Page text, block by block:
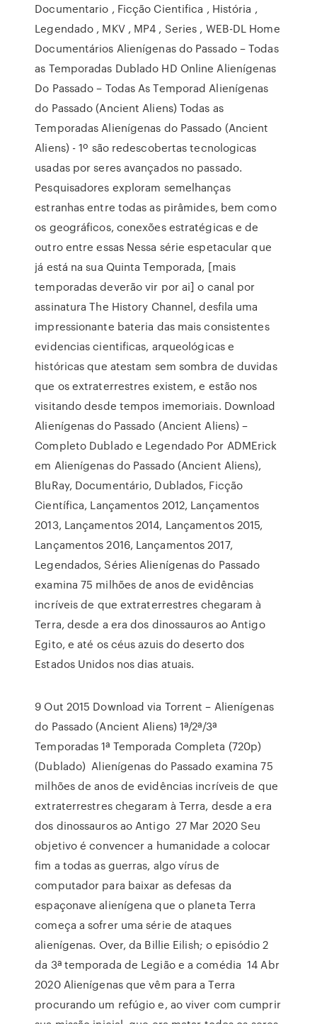
Documentario , Ficção Cientifica , História ,
Legendado , MKV , MP4 , Series , WEB-DL Home
Documentários Alienígenas do Passado – Todas
as Temporadas Dublado HD Online Alienígenas
Do Passado – Todas As Temporad Alienígenas
do Passado (Ancient Aliens) Todas as
Temporadas Alienígenas do Passado (Ancient
Aliens) - 1º são redescobertas tecnologicas
usadas por seres avançados no passado.
Pesquisadores exploram semelhanças
estranhas entre todas as pirâmides, bem como
os geográficos, conexões estratégicas e de
outro entre essas Nessa série espetacular que
já está na sua Quinta Temporada, [mais
temporadas deverão vir por ai] o canal por
assinatura The History Channel, desfila uma
impressionante bateria das mais consistentes
evidencias cientificas, arqueológicas e
históricas que atestam sem sombra de duvidas
que os extraterrestres existem, e estão nos
visitando desde tempos imemoriais. Download
Alienígenas do Passado (Ancient Aliens) –
Completo Dublado e Legendado Por ADMErick
em Alienígenas do Passado (Ancient Aliens),
BluRay, Documentário, Dublados, Ficção
Científica, Lançamentos 2012, Lançamentos
2013, Lançamentos 2014, Lançamentos 2015,
Lançamentos 2016, Lançamentos 2017,
Legendados, Séries Alienígenas do Passado
examina 75 milhões de anos de evidências
incríveis de que extraterrestres chegaram à
Terra, desde a era dos dinossauros ao Antigo
Egito, e até os céus azuis do deserto dos
Estados Unidos nos dias atuais.
9 Out 2015 Download via Torrent – Alienígenas
do Passado (Ancient Aliens) 1ª/2ª/3ª
Temporadas 1ª Temporada Completa (720p)
(Dublado) Alienígenas do Passado examina 75
milhões de anos de evidências incríveis de que
extraterrestres chegaram à Terra, desde a era
dos dinossauros ao Antigo 27 Mar 2020 Seu
objetivo é convencer a humanidade a colocar
fim a todas as guerras, algo vírus de
computador para baixar as defesas da
espaçonave alienígena que o planeta Terra
começa a sofrer uma série de ataques
alienígenas. Over, da Billie Eilish; o episódio 2
da 3ª temporada de Legião e a comédia 14 Abr
2020 Alienígenas que vêm para a Terra
procurando um refúgio e, ao viver com cumprir